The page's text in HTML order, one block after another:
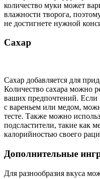
количество муки может
влажности творога,
не достигнете нужной
Сахар
Сахар добавляется для
Количество сахара можно
ваших предпочтений. Если
с вареньем или медом,
тесте. Также можно
подсластители, такие как
калорийностью своего
Дополнительные
Для разнообразия вкуса